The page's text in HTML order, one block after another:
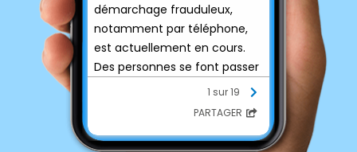
démarchage frauduleux,
notamment par téléphone,
est actuellement en cours.
Des personnes se font passer
commerciales ou d’obtenir
1 sur 19
PARTAGER